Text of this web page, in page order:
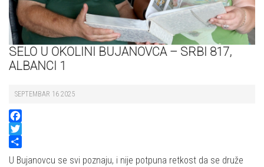
SELO U OKOLINI BUJANOVCA – SRBI 817,
ALBANCI 1
SEPTEMBAR 16 2025
Facebook
Twitter
Share
U Bujanovcu se svi poznaju, i nije potpuna retkost da se druže